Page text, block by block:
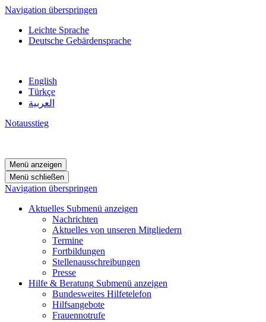
Navigation überspringen
Leichte Sprache
Deutsche Gebärdensprache
English
Türkçe
العربية
Notausstieg
Menü anzeigen
Menü schließen
Navigation überspringen
Aktuelles Submenü anzeigen
Nachrichten
Aktuelles von unseren Mitgliedern
Termine
Fortbildungen
Stellenausschreibungen
Presse
Hilfe & Beratung Submenü anzeigen
Bundesweites Hilfetelefon
Hilfsangebote
Frauennotrufe